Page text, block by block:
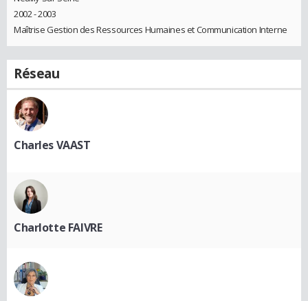
2002 - 2003
Maîtrise Gestion des Ressources Humaines et Communication Interne
Réseau
Charles VAAST
Charlotte FAIVRE